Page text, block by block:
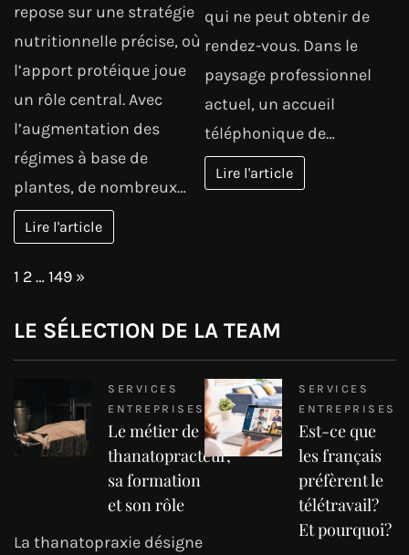
repose sur une stratégie
nutritionnelle précise, où
l’apport protéique joue
un rôle central. Avec
l’augmentation des
régimes à base de
plantes, de nombreux…
Lire l'article
qui ne peut obtenir de
rendez-vous. Dans le
paysage professionnel
actuel, un accueil
téléphonique de…
Lire l'article
Page:
1 2…149 Next
»
LE SÉLECTION DE LA TEAM
SERVICES
ENTREPRISES
Le métier de
thanatopracteur,
sa formation
et son rôle
La thanatopraxie désigne
SERVICES
ENTREPRISES
Est-ce que
les français
préfèrent le
télétravail?
Et pourquoi?